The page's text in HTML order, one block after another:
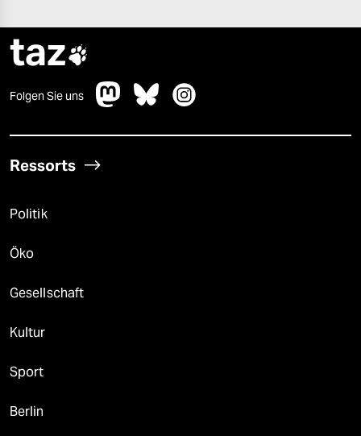
taz
Folgen Sie uns
Ressorts
Politik
Öko
Gesellschaft
Kultur
Sport
Berlin